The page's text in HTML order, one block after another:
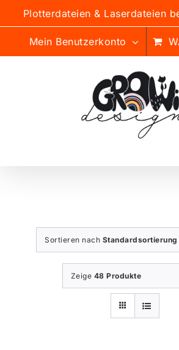
Inhalt
Plotterdateien & Laserdateien
Mein Benutzerkonto
Sortieren nach Standardsortierung
Zeige 48 Produkte